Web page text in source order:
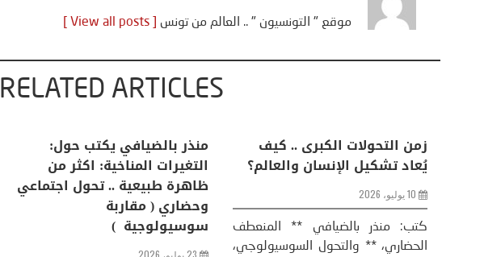
موقع " التونسيون " .. العالم من تونس [ View all posts ]
RELATED ARTICLES
زمن التحولات الكبرى .. كيف
يُعاد تشكيل الإنسان والعالم؟
10 يوليو، 2026
كتب: منذر بالضيافي ** المنعطف
تحليل اخباري/ أمريكا وايران:
عودة الحرب .. و “هرمز” مربط
الفرس
8 يوليو، 2026
تحليل – منذر بالضيافي عاد الرئيس